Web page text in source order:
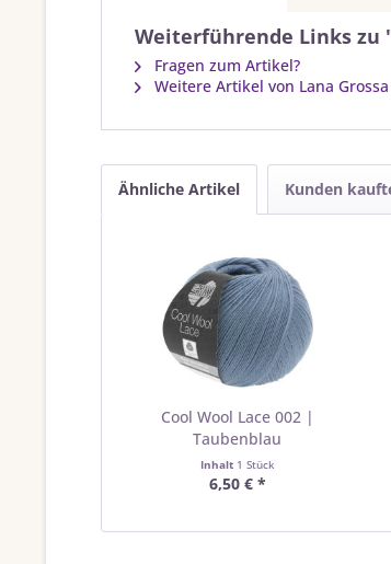
Weiterführende Links zu
Fragen zum Artikel?
Weitere Artikel von Lana Grossa
Ähnliche Artikel Kunden
Cool Wool Lace 002 |
Taubenblau
Inhalt 1 Stück
6,50 € *